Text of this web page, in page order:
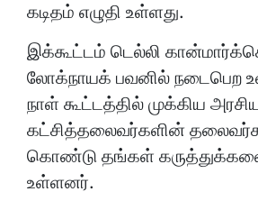
கடிதம் எழுதி உள்ளது.
இக்கூட்டம் டெல்லி
லோக்நாயக் பவனில் நடைபெற
நாள் கூட்டத்தில் முக்கிய
கட்சித்தலைவர்களின்
கொண்டு தங்கள்
உள்ளனர்.